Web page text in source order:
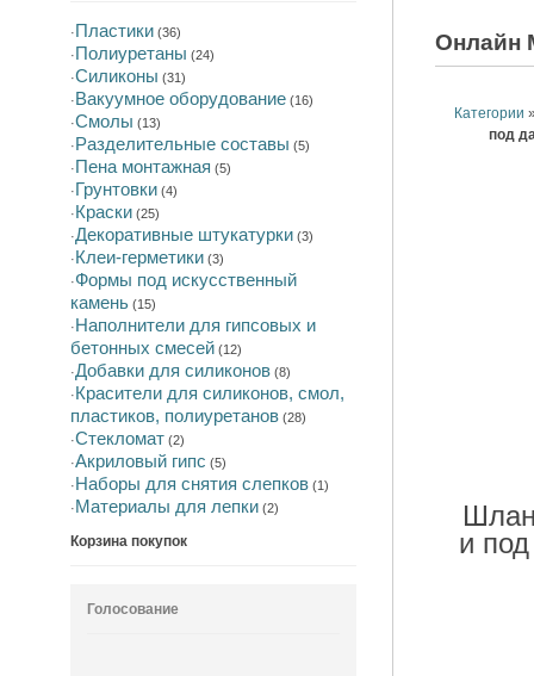
Онлайн
Категории
и под
·Пластики (36)
·Полиуретаны (24)
·Силиконы (31)
·Вакуумное оборудование (16)
·Смолы (13)
·Разделительные составы (5)
·Пена монтажная (5)
·Грунтовки (4)
·Краски (25)
·Декоративные штукатурки (3)
·Клеи-герметики (3)
·Формы под искусственный
камень (15)
·Наполнители для гипсовых и
бетонных смесей (12)
·Добавки для силиконов (8)
·Красители для силиконов, смол,
пластиков, полиуретанов (28)
·Стекломат (2)
·Акриловый гипс (5)
·Наборы для снятия слепков (1)
·Материалы для лепки (2)
Корзина покупок
Голосование